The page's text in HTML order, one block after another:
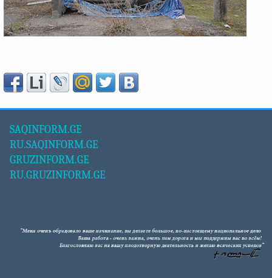
SAQINFORM.GE
RU.SAQINFORM.GE
GRUZINFORM.GE
RU.GRUZINFORM.GE